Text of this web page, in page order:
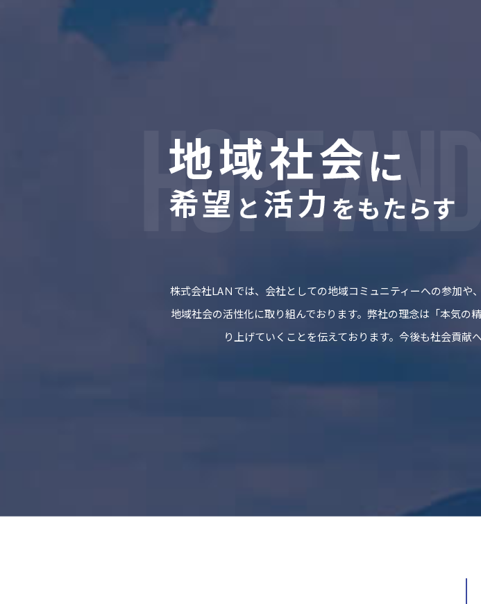
株式会社LAＮでは、会社としての地域コミュニティーへの参加
地域社会の活性化に取り組んでおります。弊社の理念は「本気
り上げていくことを伝えております。今後も社会貢献